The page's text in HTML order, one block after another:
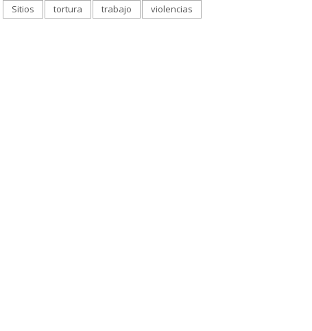
Sitios
tortura trabajo violencias